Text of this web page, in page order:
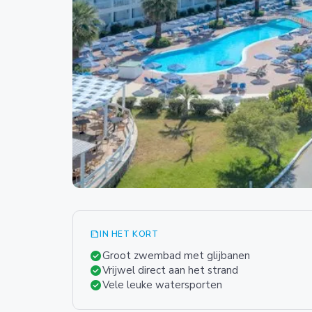
summarizeIN HET KORT
check_circleGroot zwembad met glijbanen
check_circleVrijwel direct aan het strand
check_circleVele leuke watersporten